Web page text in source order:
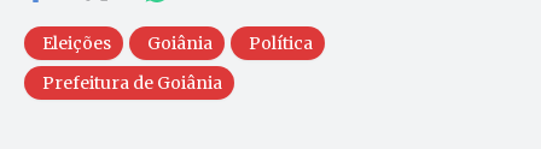
Eleições Goiânia
Política
Prefeitura de Goiânia